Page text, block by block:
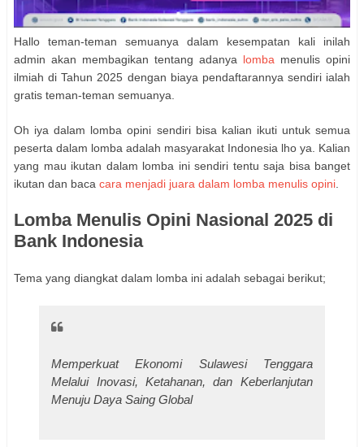
Hallo teman-teman semuanya dalam kesempatan kali inilah
admin akan membagikan tentang adanya lomba menulis opini
ilmiah di Tahun 2025 dengan biaya pendaftarannya sendiri ialah
gratis teman-teman semuanya.
Oh iya dalam lomba opini sendiri bisa kalian ikuti untuk semua
peserta dalam lomba adalah masyarakat Indonesia lho ya. Kalian
yang mau ikutan dalam lomba ini sendiri tentu saja bisa banget
ikutan dan baca cara menjadi juara dalam lomba menulis opini
Lomba Menulis Opini Nasional 2025 di
Bank Indonesia
Tema yang diangkat dalam lomba ini adalah sebagai berikut;
Memperkuat Ekonomi Sulawesi Tenggara
Melalui Inovasi, Ketahanan, dan Keberlanjutan
Menuju Daya Saing Global